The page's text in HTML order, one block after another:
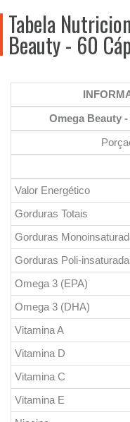
Tabela
Beauty - 60
Omega Beauty
Valor Energético
Gorduras Totais
Gorduras
Gorduras Poli-
Omega 3 (EPA)
Omega 3 (DHA)
Vitamina A
Vitamina D
Vitamina C
Vitamina E